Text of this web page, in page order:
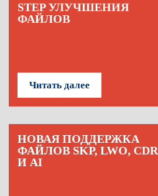
STEP УЛУЧШЕНИЯ
ФАЙЛОВ
Читать далее
НОВАЯ ПОДДЕРЖКА
ФАЙЛОВ SKP, LWO, CDR
И AI